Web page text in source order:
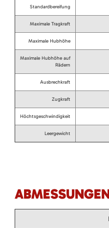
Standardbereifung
Maximale Tragkraft
Maximale Hubhöhe
Maximale Hubhöhe auf
Rädern
Ausbrechkraft
Zugkraft
Höchtsgeschwindigkeit
Leergewicht